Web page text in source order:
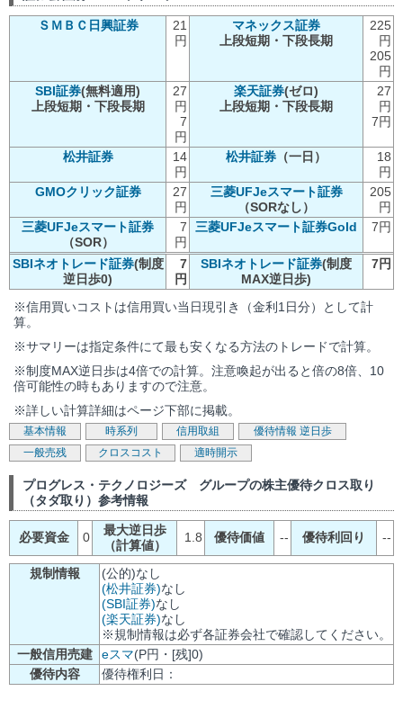
ＳＭＢＣ日興証券
21
円
マネックス証券
上段短期・下段長期
225
円
205
円
SBI証券(無料適用)
上段短期・下段長期
27
円
7
円
楽天証券(ゼロ)
上段短期・下段長期
27
円
7円
松井証券
14
円
松井証券 （一日）
18
円
GMOクリック証券
27
円
三菱UFJeスマート証券
（SORなし）
205
円
三菱UFJeスマート証券
（SOR）
7
円
三菱UFJeスマート証券Gold 7円
SBIネオトレード証券(制度
逆日歩0)
7
円
SBIネオトレード証券(制度
MAX逆日歩)
7円
※信用買いコストは信用買い当日現引き（金利1日分）として計
算。
※サマリーは指定条件にて最も安くなる方法のトレードで計算。
※制度MAX逆日歩は4倍での計算。注意喚起が出ると倍の8倍、10
倍可能性の時もありますので注意。
※詳しい計算詳細はページ下部に掲載。
基本情報 時系列 信用取組 優待情報 逆日歩
一般売残
クロスコスト 適時開示
プログレス・テクノロジーズ グループの株主優待クロス取り
（タダ取り）参考情報
必要資金 0
最大逆日歩
（計算値）
1.8 優待価値 -- 優待利回り --
規制情報
(公的)なし
(松井証券)なし
(SBI証券)なし
(楽天証券)なし
※規制情報は必ず各証券会社で確認してください。
一般信用売建
eスマ(P円・[残]0)
優待内容
優待権利日：